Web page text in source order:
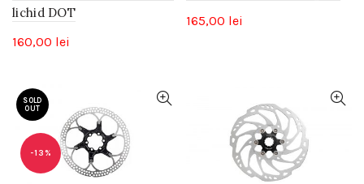
lichid DOT
160,00 lei
165,00 lei
-13%
SOLD
OUT